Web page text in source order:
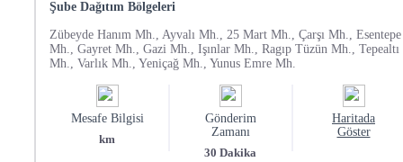
Şube Dağıtım Bölgeleri
Zübeyde Hanım Mh., Ayvalı Mh., 25 Mart Mh., Çarşı Mh., Esentepe
Mh., Gayret Mh., Gazi Mh., Işınlar Mh., Ragıp Tüzün Mh., Tepealtı
Mh., Varlık Mh., Yeniçağ Mh., Yunus Emre Mh.
Mesafe Bilgisi
km
Gönderim
Zamanı
30 Dakika
Haritada
Göster